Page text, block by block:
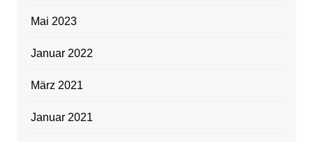
Mai 2023
Januar 2022
März 2021
Januar 2021